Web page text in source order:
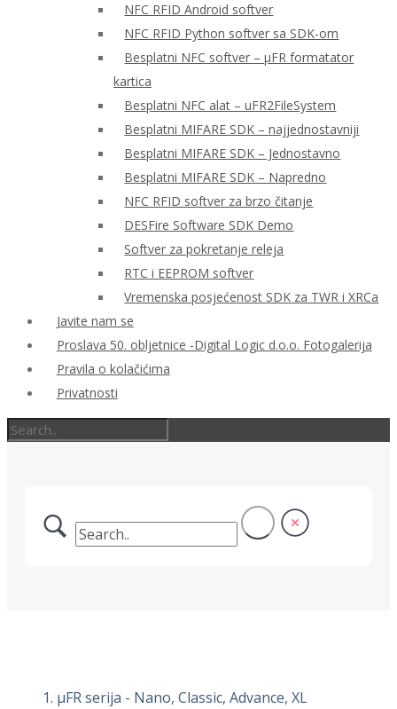
NFC RFID Android softver
NFC RFID Python softver sa SDK-om
Besplatni NFC softver – μFR formatator
kartica
Besplatni NFC alat – uFR2FileSystem
Besplatni MIFARE SDK – najjednostavniji
Besplatni MIFARE SDK – Jednostavno
Besplatni MIFARE SDK – Napredno
NFC RFID softver za brzo čitanje
DESFire Software SDK Demo
Softver za pokretanje releja
RTC i EEPROM softver
Vremenska posjećenost SDK za TWR i XRCa
Javite nam se
Proslava 50. obljetnice -Digital Logic d.o.o. Fotogalerija
Pravila o kolačićima
Privatnosti
1. μFR serija - Nano, Classic, Advance, XL